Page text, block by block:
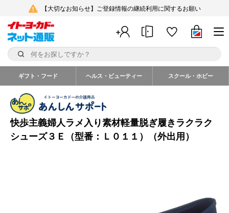
【大切なお知らせ】ご登録情報の継続利用に関するお願い
ギフト・フード ヘルス・ビューティー スクール・ホビー
快歩主義婦人ラメ入り素材軽量脱ぎ履きラクラク
シューズ３Ｅ（型番：Ｌ０１１）（外出用）